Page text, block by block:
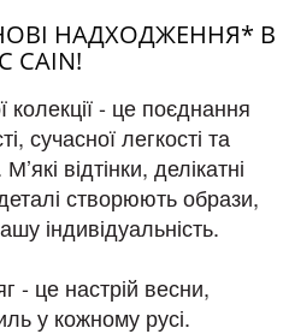
НАДХОДЖЕННЯ* В
CAIN!
колекції - це поєднання
сучасної легкості та
відтінки, делікатні
створюють образи,
індивідуальність.
- це настрій весни,
у кожному русі.